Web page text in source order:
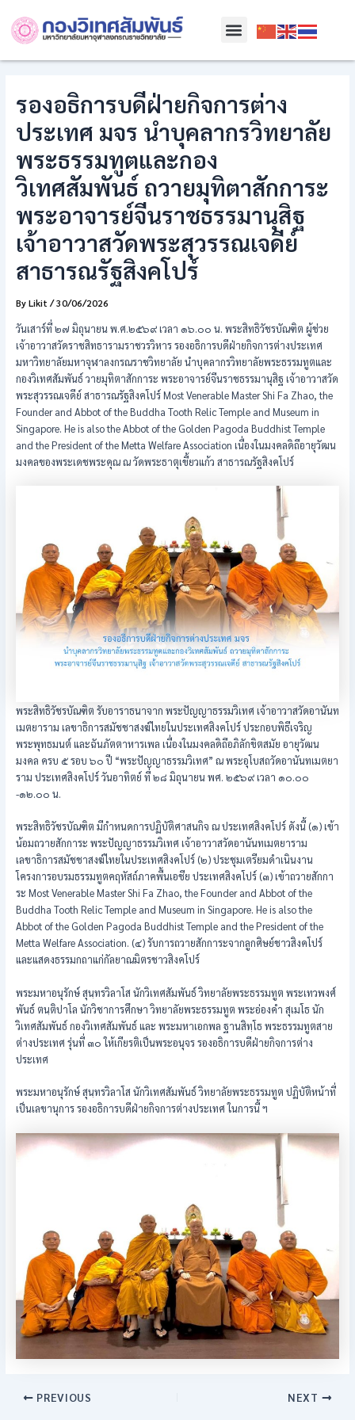
content
Menu
รองอธิการบดีฝ่ายกิจการต่าง
ประเทศ มจร นำบุคลากรวิทยาลัย
พระธรรมทูตและกอง
วิเทศสัมพันธ์ ถวายมุทิตาสักการะ
พระอาจารย์จีนราชธรรมานุสิฐ
เจ้าอาวาสวัดพระสุวรรณเจดีย์
สาธารณรัฐสิงคโปร์
ByLikit/30/06/2026
วันเสาร์ที่ ๒๗ มิถุนายน พ.ศ.๒๕๖๙ เวลา ๑๖.๐๐ น. พระสิทธิวัชรบัณฑิต ผู้ช่วย
เจ้าอาวาสวัดราชสิทธารามราชวรวิหาร รองอธิการบดีฝ่ายกิจการต่างประเทศ
มหาวิทยาลัยมหาจุฬาลงกรณราชวิทยาลัย นำบุคลากรวิทยาลัยพระธรรมทูตและ
กองวิเทศสัมพันธ์ วายมุทิตาสักการะ พระอาจารย์จีนราชธรรมานุสิฐ เจ้าอาวาสวัด
พระสุวรรณเจดีย์ สาธารณรัฐสิงคโปร์ Most Venerable Master Shi Fa Zhao, the
Founder and Abbot of the Buddha Tooth Relic Temple and Museum in
Singapore. He is also the Abbot of the Golden Pagoda Buddhist Temple
and the President of the Metta Welfare Association เนื่องในมงคลดิถีอายุวัฒน
มงคลของพระเดชพระคุณ ณ วัดพระธาตุเขี้ยวแก้ว สาธารณรัฐสิงคโปร์
พระสิทธิวัชรบัณฑิต รับอาราธนาจาก พระปัญญาธรรมวิเทศ เจ้าอาวาสวัดอานันท
เมตยาราม เลขาธิการสมัชชาสงฆ์ไทยในประเทศสิงคโปร์ ประกอบพิธีเจริญ
พระพุทธมนต์ และฉันภัตตาหารเพล เนื่องในมงคลดิถีอภิลักขิตสมัย อายุวัฒน
มงคล ครบ ๕ รอบ ๖๐ ปี “พระปัญญาธรรมวิเทศ” ณ พระอุโบสถวัดอานันทเมตยา
ราม ประเทศสิงคโปร์ วันอาทิตย์ ที่ ๒๘ มิถุนายน พศ. ๒๕๖๙ เวลา ๑๐.๐๐
-๑๒.๐๐ น.
พระสิทธิวัชรบัณฑิต มีกำหนดการปฏิบัติศาสนกิจ ณ ประเทศสิงคโปร์ ดังนี้ (๑) เข้า
น้อมถวายสักการะ พระปัญญาธรรมวิเทศ เจ้าอาวาสวัดอานันทเมตยาราม
เลขาธิการสมัชชาสงฆ์ไทยในประเทศสิงคโปร์ (๒) ประชุมเตรียมดำเนินงาน
โครงการอบรมธรรมทูตคฤหัสถ์ภาคพื้นเอชีย ประเทศสิงคโปร์ (๓) เข้าถวายสักกา
ระ Most Venerable Master Shi Fa Zhao, the Founder and Abbot of the
Buddha Tooth Relic Temple and Museum in Singapore. He is also the
Abbot of the Golden Pagoda Buddhist Temple and the President of the
Metta Welfare Association. (๔) รับการถวายสักการะจากลูกศิษย์ชาวสิงคโปร์
และแสดงธรรมกถาแก่กัลยาณมิตรชาวสิงคโปร์
พระมหาอนุรักษ์ สุนฺทรวิลาโส นักวิเทศสัมพันธ์ วิทยาลัยพระธรรมทูต พระเทวพงศ์
พันธ์ ตนฺติปาโล นักวิชาการศึกษา วิทยาลัยพระธรรมทูต พระอ่องคำ สุเมโธ นัก
วิเทศสัมพันธ์ กองวิเทศสัมพันธ์ และ พระมหาเอกพล ฐานสิทฺโธ พระธรรมทูตสาย
ต่างประเทศ รุ่นที่ ๓๐ ให้เกียรติเป็นพระอนุจร รองอธิการบดีฝ่ายกิจการต่าง
ประเทศ
พระมหาอนุรักษ์ สุนฺทรวิลาโส นักวิเทศสัมพันธ์ วิทยาลัยพระธรรมทูต ปฏิบัติหน้าที่
เป็นเลขานุการ รองอธิการบดีฝ่ายกิจการต่างประเทศ ในการนี้ ฯ
navigation
PREVIOUS NEXT